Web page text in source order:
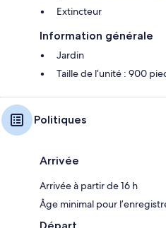
Extincteur
Information générale
Jardin
Taille de l’unité : 900
Politiques
Arrivée
Arrivée à partir de 16 h
Âge minimal pour